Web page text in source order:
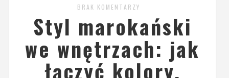
BRAK KOMENTARZY
Styl marokański
we wnętrzach: jak
łączyć kolory,